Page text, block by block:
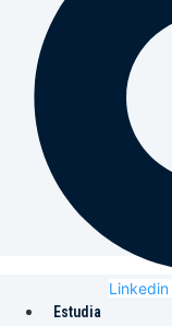
Linkedin
Estudia